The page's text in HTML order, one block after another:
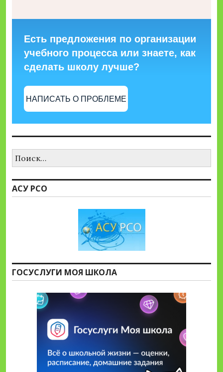
Есть предложения по организации
учебного процесса или знаете, как
сделать школу лучше?
НАПИСАТЬ О ПРОБЛЕМЕ
АСУ РСО
ГОСУСЛУГИ МОЯ ШКОЛА